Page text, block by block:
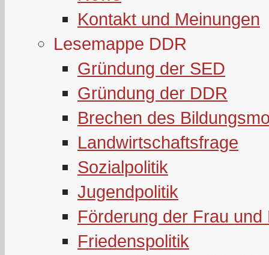
Kontakt und Meinungen
Lesemappe DDR
Gründung der SED
Gründung der DDR
Brechen des
Landwirtschaftsfrage
Sozialpolitik
Jugendpolitik
Förderung der Frau und
Friedenspolitik